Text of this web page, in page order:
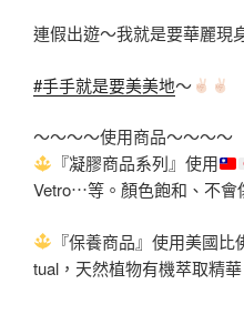
連假出遊～我就是要華麗現
#手手就是要美美地～
～～～～使用商品～～～～
『凝膠商品系列』使用
Vetro⋯等。顏色飽和、不會
『保養商品』使用美國
tual，天然植物有機萃取精